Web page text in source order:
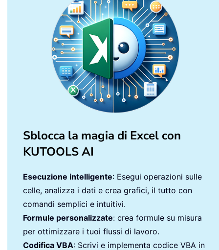
Sblocca la magia di Excel con
KUTOOLS AI
Esecuzione intelligente: Esegui operazioni sulle
celle, analizza i dati e crea grafici, il tutto con
comandi semplici e intuitivi.
Formule personalizzate: crea formule su misura
per ottimizzare i tuoi flussi di lavoro.
Codifica VBA: Scrivi e implementa codice VBA in